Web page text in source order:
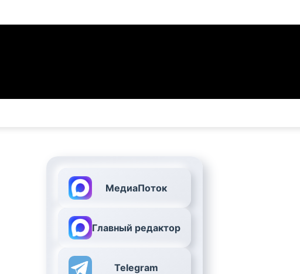
МедиаПоток
Главный редактор
Telegram